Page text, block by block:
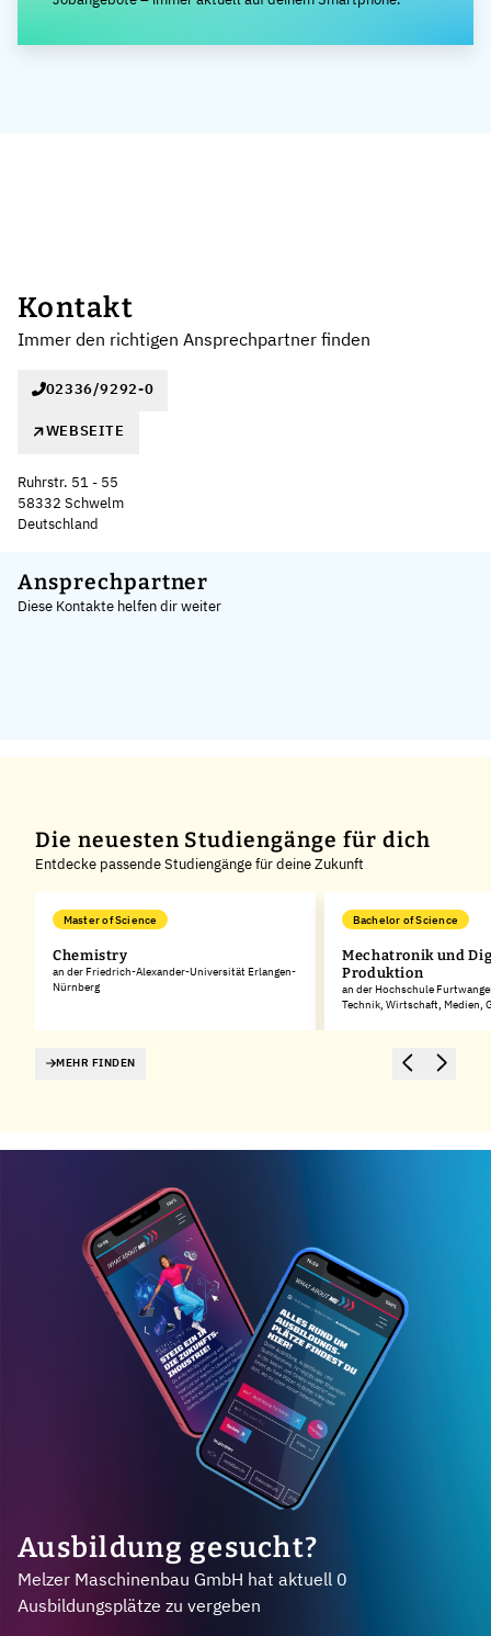
Kontakt
Immer den richtigen Ansprechpartner finden
02336/9292-0
WEBSEITE
Ruhrstr. 51 - 55
58332 Schwelm
Deutschland
+
−
Ansprechpartner
Diese Kontakte helfen dir weiter
Die neuesten Studiengänge für dich
Entdecke passende Studiengänge für deine Zukunft
Master of Science
Chemistry
an der Friedrich-Alexander-Universität Erlangen-
Nürnberg
Bachelor of Science
Mechatronik und
Produktion
an der Hochschule
Technik, Wirtschaft, Medien,
MEHR FINDEN
Ausbildung gesucht?
Melzer Maschinenbau GmbH hat aktuell 0
Ausbildungsplätze zu vergeben